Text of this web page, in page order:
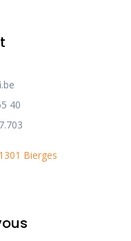
40
Bierges